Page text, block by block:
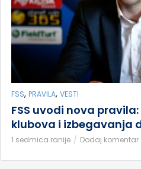
FSS, PRAVILA, VESTI
FSS uvodi nova
klubova i izbegavanja
1 sedmica ranije Dodaj komentar